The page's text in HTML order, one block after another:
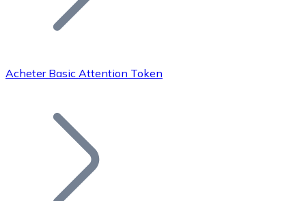
Bitcoin
Acheter Basic Attention Token